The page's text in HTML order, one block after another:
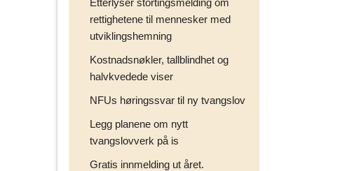
rettighetene til mennesker med
utviklingshemning
Kostnadsnøkler, tallblindhet og
halvkvedede viser
NFUs høringssvar til ny tvangslov
Legg planene om nytt
tvangslovverk på is
Gratis innmelding ut året.